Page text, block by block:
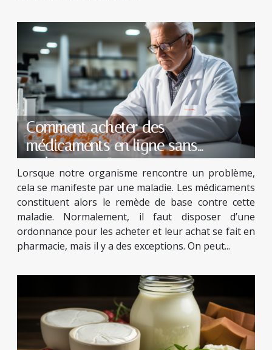
Comment acheter des
médicaments en ligne sans
ordonnance ?
Lorsque notre organisme rencontre un problème,
cela se manifeste par une maladie. Les médicaments
constituent alors le remède de base contre cette
maladie. Normalement, il faut disposer d’une
ordonnance pour les acheter et leur achat se fait en
pharmacie, mais il y a des exceptions. On peut...